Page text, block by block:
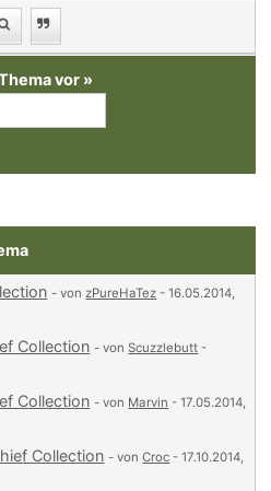
vor »
- vonzPureHaTez - 16.05.2014,
Collection - vonScuzzlebutt -
Collection - von Marvin - 17.05.2014,
Collection - vonCroc - 17.10.2014,